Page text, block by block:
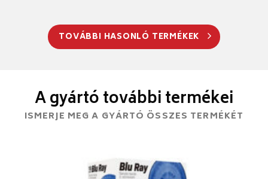
TOVÁBBI HASONLÓ TERMÉKEK
A gyártó további termékei
ISMERJE MEG A GYÁRTÓ ÖSSZES TERMÉKÉT